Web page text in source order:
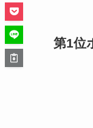
第1位